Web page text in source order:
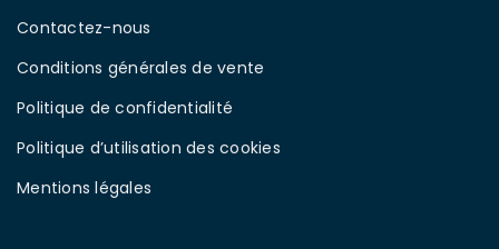
Contactez-nous
Conditions générales de vente
Politique de confidentialité
Politique d’utilisation des cookies
Mentions légales